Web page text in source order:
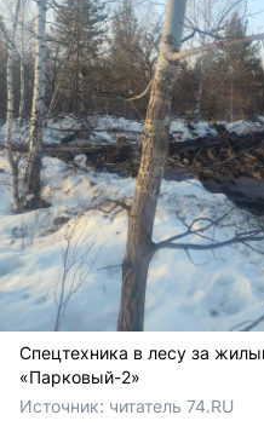
Спецтехника в лесу за
«Парковый-2»
Источник: читатель 74.RU